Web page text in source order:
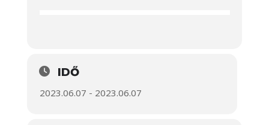
IDŐ
2023.06.07 - 2023.06.07